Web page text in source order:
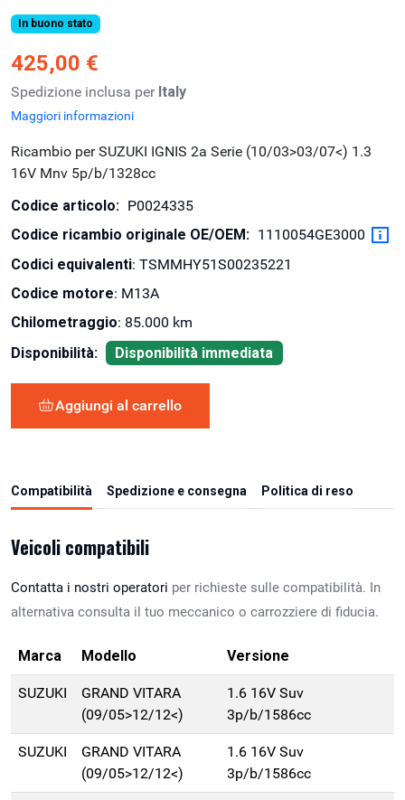
In buono stato
425,00 €
Spedizione inclusa per Italy
Maggiori informazioni
Ricambio per SUZUKI IGNIS 2a Serie (10/03>03/07<) 1.3
16V Mnv 5p/b/1328cc
Codice articolo: P0024335
Codice ricambio originale OE/OEM: 1110054GE3000
Codici equivalenti: TSMMHY51S00235221
Codice motore: M13A
Chilometraggio: 85.000 km
Disponibilità:
Disponibilità immediata
Aggiungi al carrello
Compatibilità Spedizione e consegna Politica di reso
Veicoli compatibili
Contatta i nostri operatori per richieste sulle compatibilità. In
alternativa consulta il tuo meccanico o carrozziere di fiducia.
Marca Modello Versione
SUZUKI
GRAND VITARA
(09/05>12/12<)
1.6 16V Suv
3p/b/1586cc
SUZUKI
GRAND VITARA
(09/05>12/12<)
1.6 16V Suv
3p/b/1586cc